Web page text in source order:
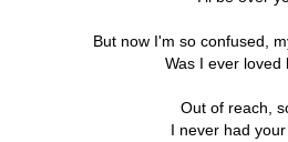
But now I'm so confused,
Was I ever loved
Out of reach,
I never had